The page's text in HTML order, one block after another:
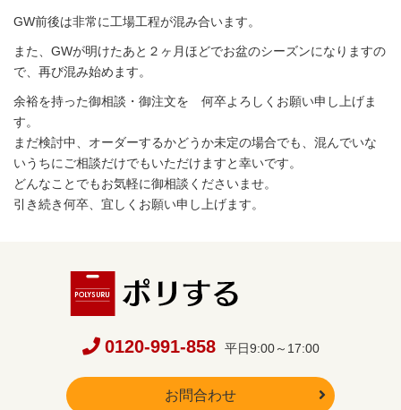
GW前後は非常に工場工程が混み合います。
また、GWが明けたあと２ヶ月ほどでお盆のシーズンになりますの
で、再び混み始めます。
余裕を持った御相談・御注文を 何卒よろしくお願い申し上げま
す。
まだ検討中、オーダーするかどうか未定の場合でも、混んでいな
いうちにご相談だけでもいただけますと幸いです。
どんなことでもお気軽に御相談くださいませ。
引き続き何卒、宜しくお願い申し上げます。
0120-991-858 平日9:00～17:00
お問合わせ